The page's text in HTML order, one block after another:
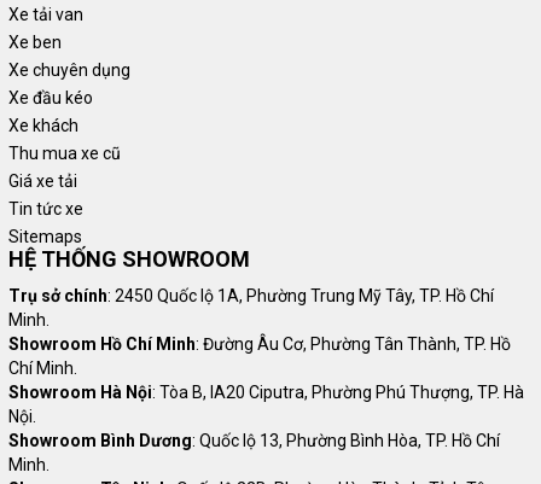
Xe tải van
Xe ben
Xe chuyên dụng
Xe đầu kéo
Xe khách
Thu mua xe cũ
Giá xe tải
Tin tức xe
Sitemaps
HỆ THỐNG SHOWROOM
Trụ sở chính: 2450 Quốc lộ 1A, Phường Trung Mỹ Tây, TP. Hồ Chí
Minh.
Showroom Hồ Chí Minh: Đường Âu Cơ, Phường Tân Thành, TP. Hồ
Chí Minh.
Showroom Hà Nội: Tòa B, IA20 Ciputra, Phường Phú Thượng, TP. Hà
Nội.
Showroom Bình Dương: Quốc lộ 13, Phường Bình Hòa, TP. Hồ Chí
Minh.